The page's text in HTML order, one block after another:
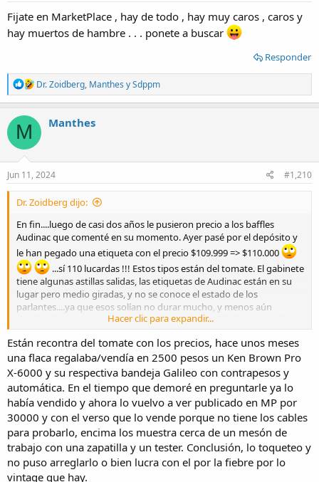
Fijate en MarketPlace , hay de todo , hay muy caros , caros y
hay muertos de hambre . . . ponete a buscar
Responder
R
e
a
c
n
s
Dr. Zoidberg, Manthes ySdppm
M Manthes
Jun 11, 2024 #1,210
Dr. Zoidberg dijo:
En fin....luego de casi dos años le pusieron precio a los baffles
Audinac que comenté en su momento. Ayer pasé por el depósito y
le han pegado una etiqueta con el precio $109.999 => $110.000
...sí 110 lucardas !!! Estos tipos están del tomate. El gabinete
tiene algunas astillas salidas, las etiquetas de Audinac están en su
lugar pero medio giradas, y no se conoce el estado de los
parlantes....ya que esos solían no durar mucho, y menos aún
duraban los tweeters... que además eran imposible de conseguir
También les pusieron precio a unos baffles UCOA de 3 vías (según
dice la etiqueta)... en $100.000, pero a través de la tela se ven
parlantes diferentes en ambas cajas. Y a otro UCOA de 4 vías lo
cotizan en $140.000 y también se vé medio venido a menos.
Yo no sé si no quieren venderlos, o si creen que valen lo que han
puesto o si están apuntando a algún "audiófilo" vintage que ande
con algunos pesos demás y quiera "invertir" (quemarlos) en esos
cachivaches.
Me parece que voy a ir a j0derl0s para ver si me dejan destapar los
Audinac para ver que tienen adentro...por que comprarlos, no los
voy a comprar a ese precio.
Hacer clic para expandir...
Están recontra del tomate con los precios, hace unos meses
una flaca regalaba/vendía en 2500 pesos un Ken Brown Pro
X-6000 y su respectiva bandeja Galileo con contrapesos y
automática. En el tiempo que demoré en preguntarle ya lo
había vendido y ahora lo vuelvo a ver publicado en MP por
30000 y con el verso que lo vende porque no tiene los cables
para probarlo, encima los muestra cerca de un mesón de
trabajo con una zapatilla y un tester. Conclusión, lo toqueteo y
no puso arreglarlo o bien lucra con el por la fiebre por lo
vintage que hay.